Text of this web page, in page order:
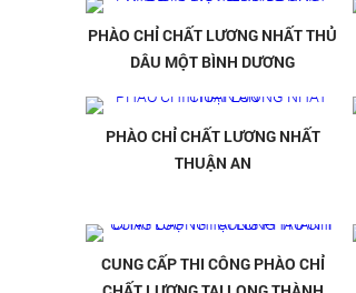
PHÀO CHỈ CHẤT LƯƠNG NHẤT THỦ
DÂU MỘT BÌNH DƯƠNG
PHÀO CHỈ CHẤT LƯƠNG NHẤT
THUẬN AN
CUNG CẤP THI CÔNG PHÀO CHỈ